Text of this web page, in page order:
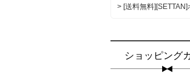
> [送料無料
ショッピング